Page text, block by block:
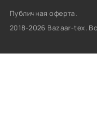
Публичная оферта.
2018-2026 Bazaar-tex.